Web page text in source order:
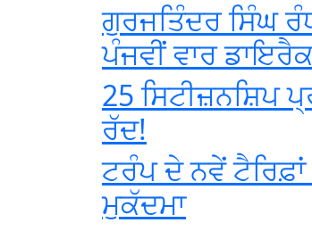
ਗੁਰਜਤਿੰਦਰ ਸਿੰਘ
ਪੰਜਵੀਂ ਵਾਰ
25 ਸਿਟੀਜ਼ਨਸ਼ਿਪ
ਰੱਦ!
ਟਰੰਪ ਦੇ ਨਵੇਂ ਟੈਰਿਫ਼ਾਂ
ਮੁਕੱਦਮਾ